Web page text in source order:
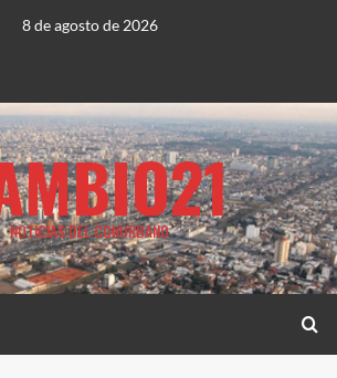
8 de agosto de 2026
NOTICIAS DEL CONURBANO